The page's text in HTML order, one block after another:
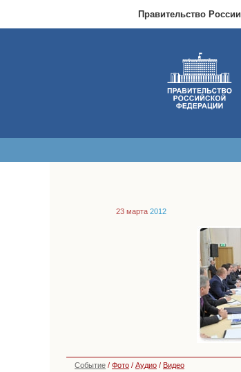
Правительство России
23 марта 2012
Событие / Фото / Аудио / Видео